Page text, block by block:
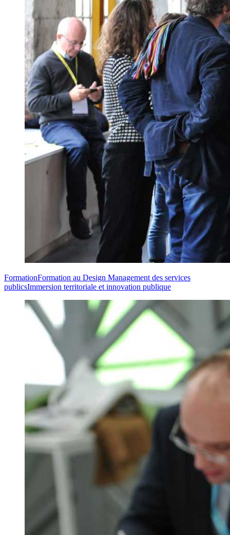
FormationFormation au Design Management des services
publicsImmersion territoriale et innovation publique